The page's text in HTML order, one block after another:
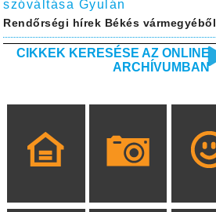
szóváltása Gyulán
Rendőrségi hírek Békés vármegyéből
CIKKEK KERESÉSE AZ ONLINE
ARCHÍVUMBAN